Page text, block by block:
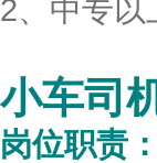
2、中专以
小车
岗位职责：